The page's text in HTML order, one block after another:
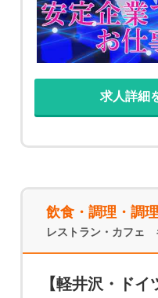
求人詳細
飲食・調理・調
レストラン・カフェ
【軽井沢・ド